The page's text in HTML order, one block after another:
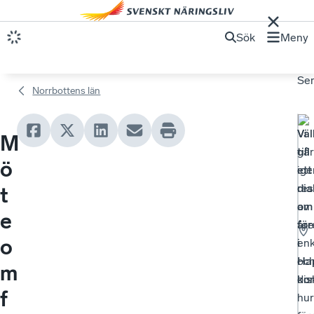
Sök Meny
Norrbottens län
M
ö
t
e
o
m
f
till
ett
om
i
Vi
går
av
hur